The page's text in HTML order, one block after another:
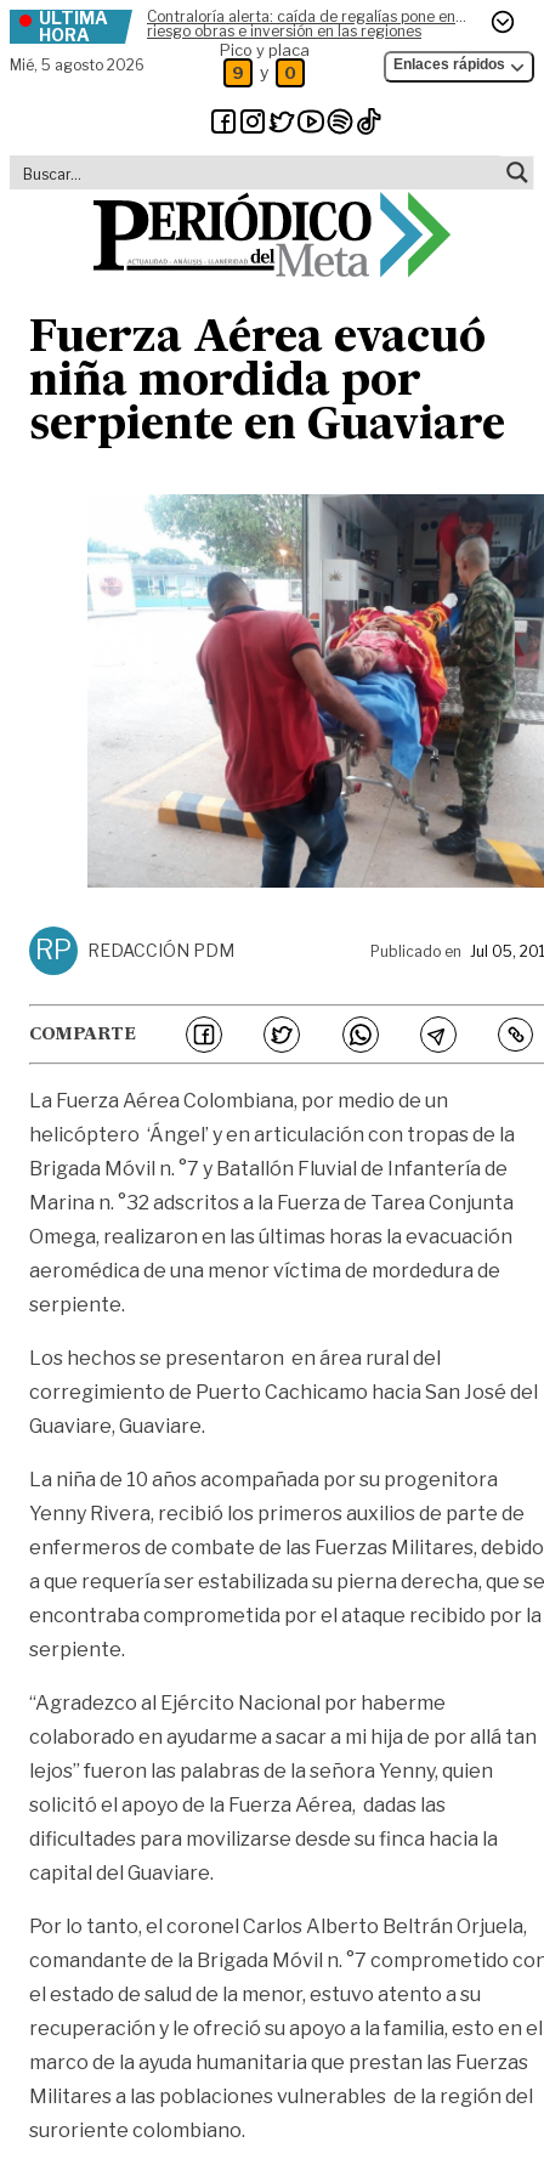
Skip to content
ÚLTIMA
HORA
Contraloría alerta: caída de regalías pone en
riesgo obras e inversión en las regiones
Mié, 5 agosto 2026
Pico y placa
9 y 0 Enlaces rápidos
Fuerza Aérea evacuó
niña mordida por
serpiente en Guaviare
RP REDACCIÓN PDM Publicado en Jul 05,
COMPARTE
La Fuerza Aérea Colombiana, por medio de un
helicóptero ‘Ángel’ y en articulación con tropas de la
Brigada Móvil n. °7 y Batallón Fluvial de Infantería de
Marina n. °32 adscritos a la Fuerza de Tarea Conjunta
Omega, realizaron en las últimas horas la evacuación
aeromédica de una menor víctima de mordedura de
serpiente.
Los hechos se presentaron en área rural del
corregimiento de Puerto Cachicamo hacia San José del
Guaviare, Guaviare.
La niña de 10 años acompañada por su progenitora
Yenny Rivera, recibió los primeros auxilios de parte de
enfermeros de combate de las Fuerzas Militares, debido
a que requería ser estabilizada su pierna derecha, que se
encontraba comprometida por el ataque recibido por la
serpiente.
“Agradezco al Ejército Nacional por haberme
colaborado en ayudarme a sacar a mi hija de por allá tan
lejos” fueron las palabras de la señora Yenny, quien
solicitó el apoyo de la Fuerza Aérea, dadas las
dificultades para movilizarse desde su finca hacia la
capital del Guaviare.
Por lo tanto, el coronel Carlos Alberto Beltrán Orjuela,
comandante de la Brigada Móvil n. °7 comprometido
el estado de salud de la menor, estuvo atento a su
recuperación y le ofreció su apoyo a la familia, esto en el
marco de la ayuda humanitaria que prestan las Fuerzas
Militares a las poblaciones vulnerables de la región del
suroriente colombiano.